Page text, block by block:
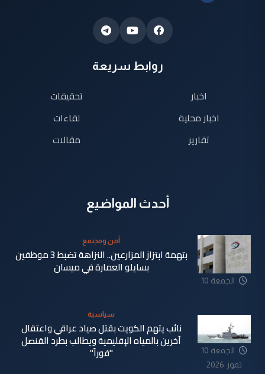
روابط سريعة
اخبار
اخبار محلية
تقارير
تحقيقات
لقاءات
مقالات
أحدث المواضيع
الجمعة 10
أمن ومجتمع
بتهمة ابتزاز المزارعين.. النزاهة تضبط 3 موظفين
بسايلو العمارة في ميسان
الجمعة 10
تموز 2026
سياسية
نائب يتهم الكويت بقتل صياد عراقي واعتقال
آخرين بالمياه الإقليمية ويطالب بطرد القنصل
"فوراً"